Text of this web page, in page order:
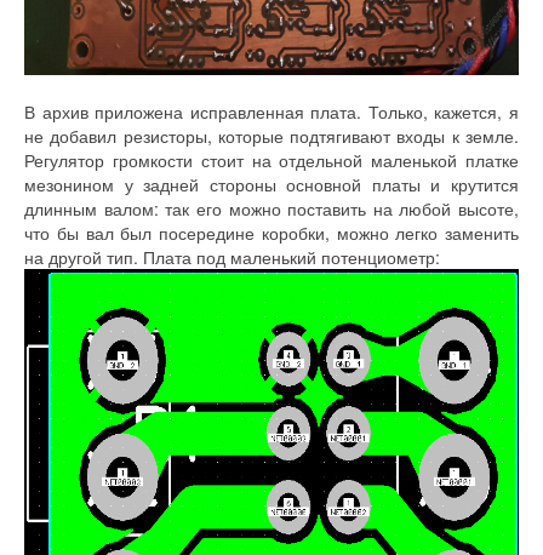
В архив приложена исправленная плата. Только, кажется, я
не добавил резисторы, которые подтягивают входы к земле.
Регулятор громкости стоит на отдельной маленькой платке
мезонином у задней стороны основной платы и крутится
длинным валом: так его можно поставить на любой высоте,
что бы вал был посередине коробки, можно легко заменить
на другой тип. Плата под маленький потенциометр: